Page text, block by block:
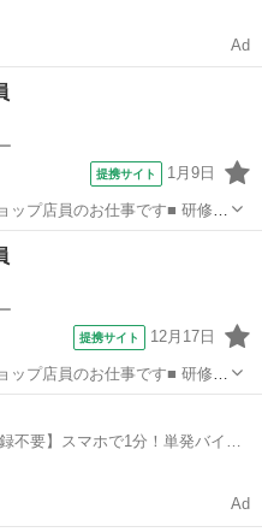
Ad
提携サイト 1月9日
店員のお仕事です■ 研修期
や店舗内での業務研修など、1
験スタートでもOKなお仕事で
ョップ
提携サイト 12月17日
店員のお仕事です■ 研修期
や店舗内での業務研修など、1
験スタートでもOKなお仕事で
不要】スマホで1分！単発バイト
Ad